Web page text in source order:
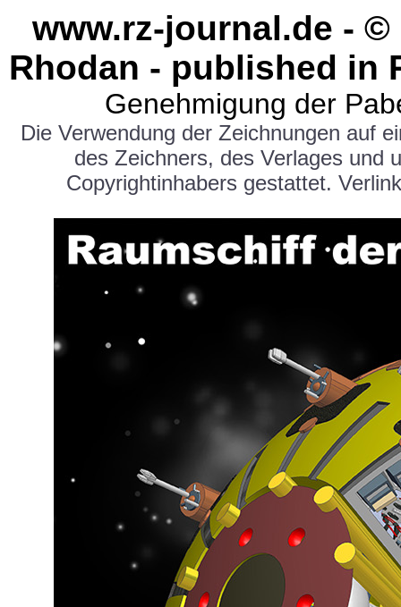
www.rz-journal.de -
Rhodan - published in
Genehmigung der
Die Verwendung der Zeichnungen auf
des Zeichners, des Verlages und
Copyrightinhabers gestattet.